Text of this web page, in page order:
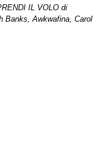
IL VOLO di
Banks, Awkwafina, Carol